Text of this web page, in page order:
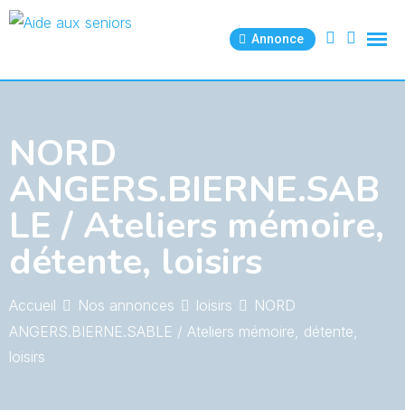
Skip
Annonce
NORD
ANGERS.BIERNE.SAB
LE / Ateliers mémoire,
détente, loisirs
Accueil Nos annonces loisirs
NORD
ANGERS.BIERNE.SABLE / Ateliers mémoire, détente,
loisirs